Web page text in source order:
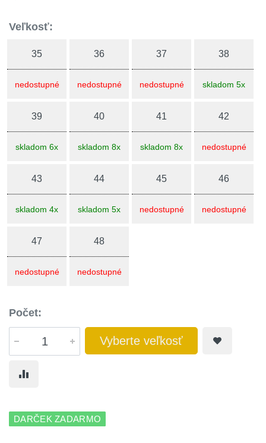
Veľkosť:
35
nedostupné
36
nedostupné
37
nedostupné
38
skladom 5x
39
skladom 6x
40
skladom 8x
41
skladom 8x
42
nedostupné
43
skladom 4x
44
skladom 5x
45
nedostupné
46
nedostupné
47
nedostupné
48
nedostupné
Počet:
Vyberte veľkosť
DARČEK ZADARMO